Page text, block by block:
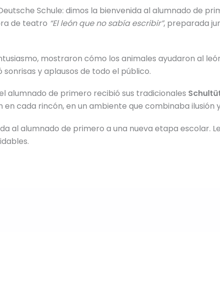
Schule: dimos la bienvenida al alumnado de
de teatro “El león que no sabía escribir”, preparada
mostraron cómo los animales ayudaron al
y aplausos de todo el público.
alumnado de primero recibió sus tradicionales
cada rincón, en un ambiente que combinaba ilusión
al alumnado de primero a una nueva etapa escolar.